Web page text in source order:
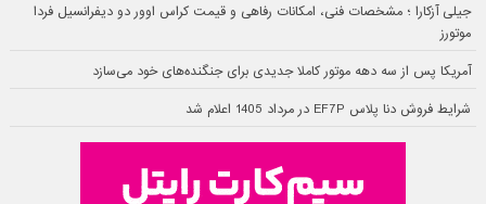
جیلی آزکارا ؛ مشخصات فنی، امکانات رفاهی و قیمت کراس اوور دو دیفرانسیل فردا
موتورز
آمریکا پس از سه دهه موتور کاملا جدیدی برای جنگنده‌های خود می‌سازد
شرایط فروش دنا پلاس EF7P در مرداد 1405 اعلام شد